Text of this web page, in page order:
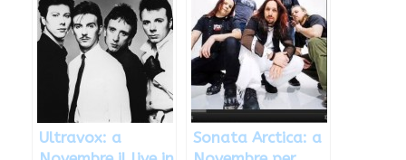
al forum
d’Assago
Ultravox: a
Sonata Arctica: a